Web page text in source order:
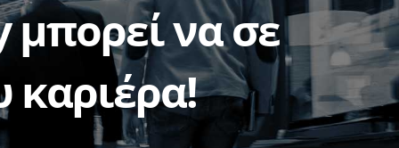
να σε
καριέρα!